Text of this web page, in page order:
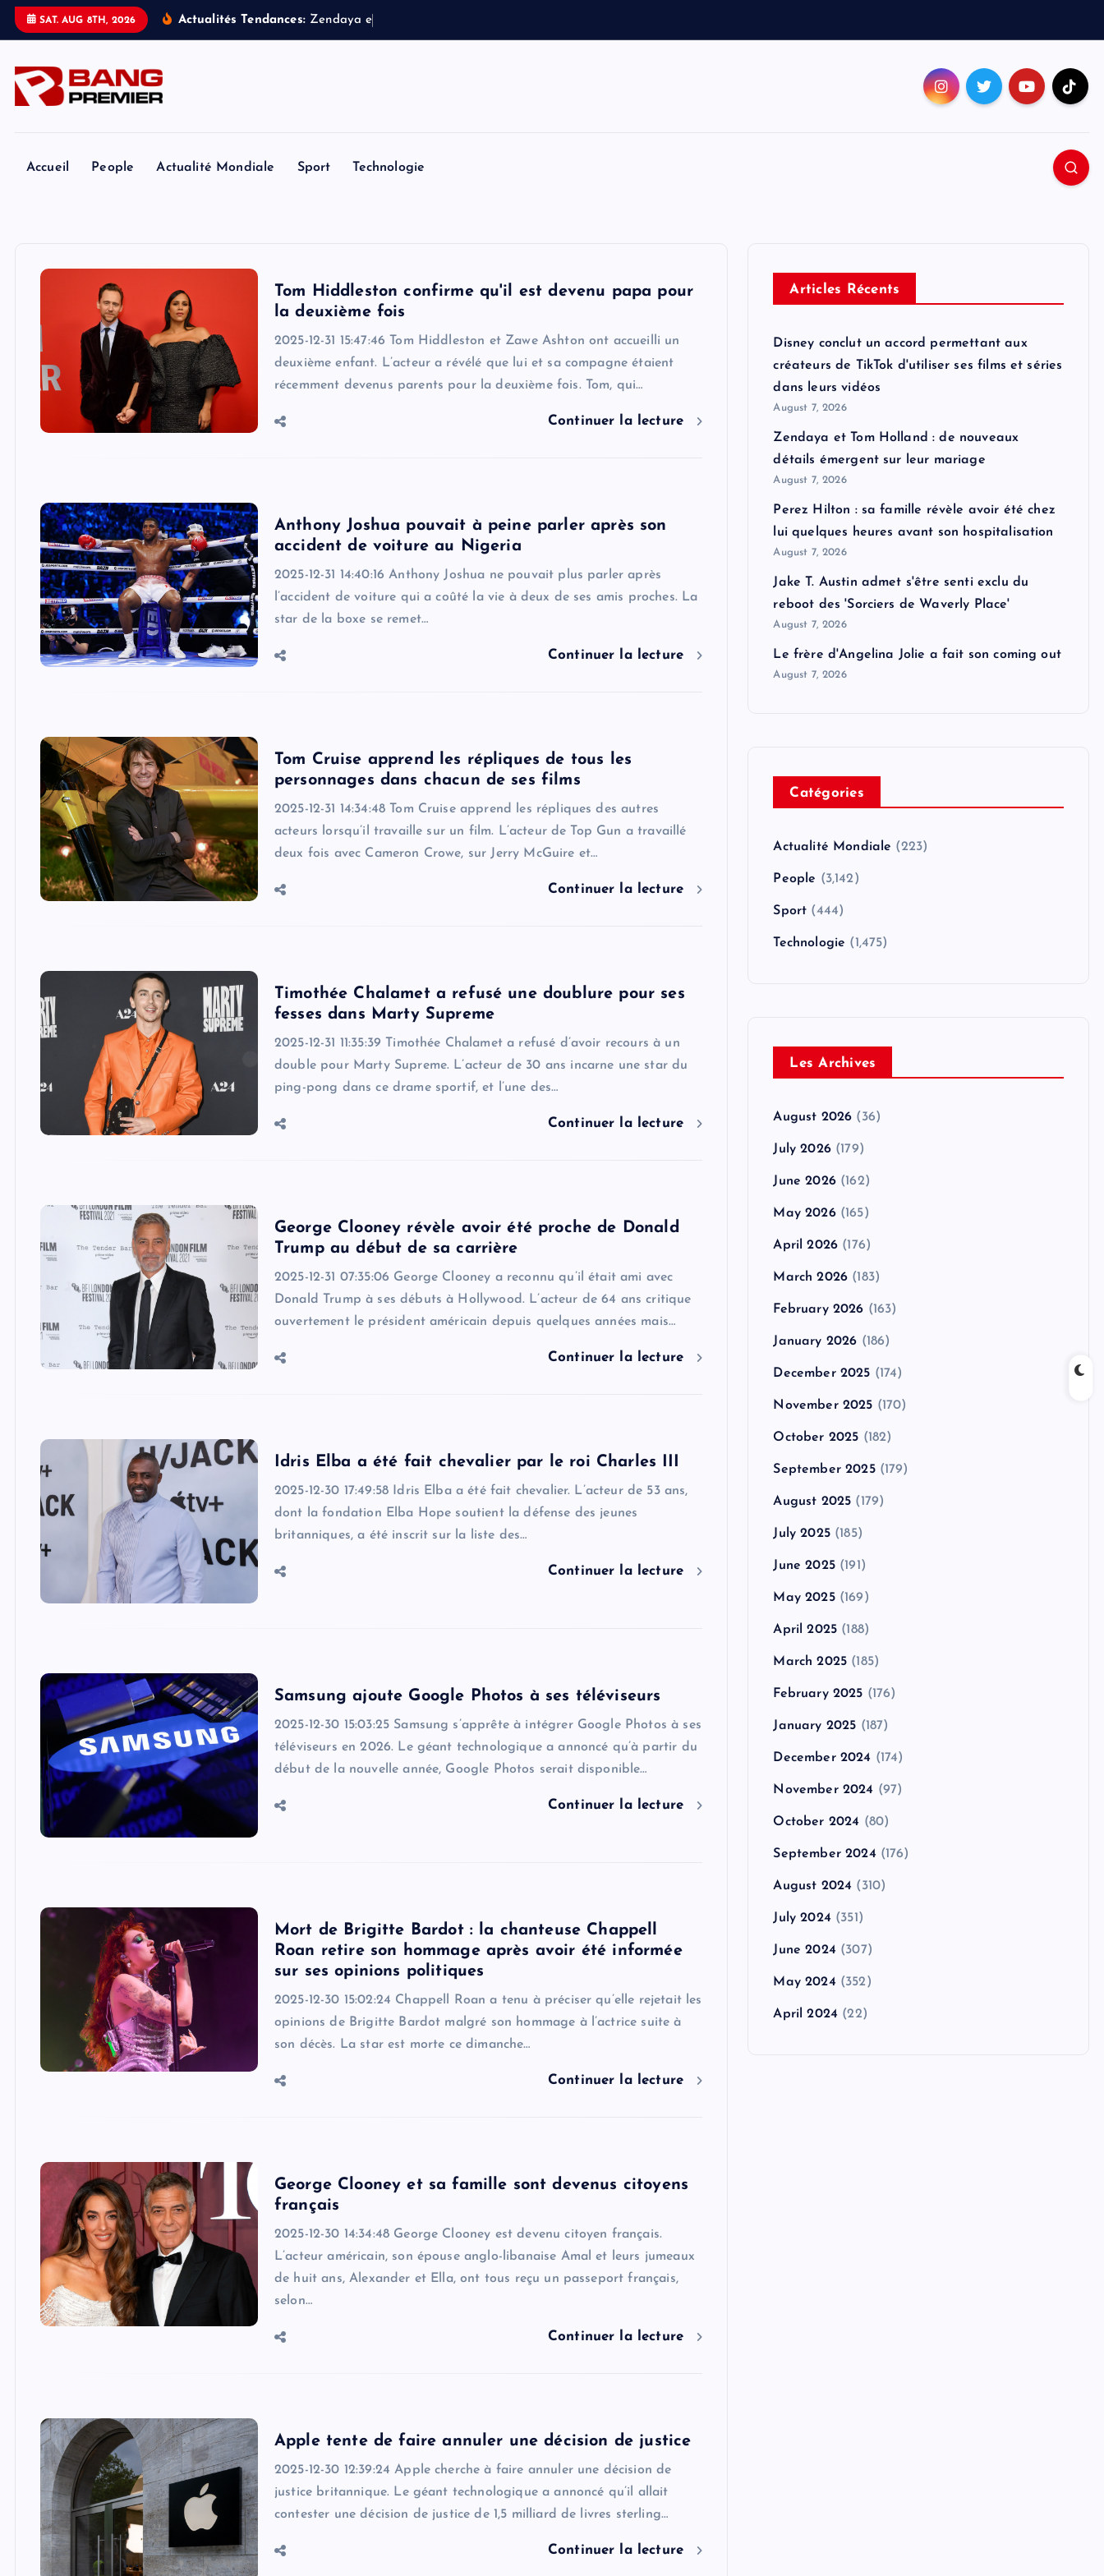
SAT. AUG 8TH, 2026 Actualités Tendances: Zendaya e
Accueil People Actualité Mondiale Sport Technologie
Tom Hiddleston confirme qu'il est devenu papa pour
la deuxième fois
2025-12-31 15:47:46 Tom Hiddleston et Zawe Ashton ont accueilli un
deuxième enfant. L’acteur a révélé que lui et sa compagne étaient
récemment devenus parents pour la deuxième fois. Tom, qui…
Continuer la lecture
Anthony Joshua pouvait à peine parler après son
accident de voiture au Nigeria
2025-12-31 14:40:16 Anthony Joshua ne pouvait plus parler après
l’accident de voiture qui a coûté la vie à deux de ses amis proches. La
star de la boxe se remet…
Continuer la lecture
Tom Cruise apprend les répliques de tous les
personnages dans chacun de ses films
2025-12-31 14:34:48 Tom Cruise apprend les répliques des autres
acteurs lorsqu’il travaille sur un film. L’acteur de Top Gun a travaillé
deux fois avec Cameron Crowe, sur Jerry McGuire et…
Continuer la lecture
Timothée Chalamet a refusé une doublure pour ses
fesses dans Marty Supreme
2025-12-31 11:35:39 Timothée Chalamet a refusé d’avoir recours à un
double pour Marty Supreme. L’acteur de 30 ans incarne une star du
ping-pong dans ce drame sportif, et l’une des…
Continuer la lecture
George Clooney révèle avoir été proche de Donald
Trump au début de sa carrière
2025-12-31 07:35:06 George Clooney a reconnu qu’il était ami avec
Donald Trump à ses débuts à Hollywood. L’acteur de 64 ans critique
ouvertement le président américain depuis quelques années mais…
Continuer la lecture
Idris Elba a été fait chevalier par le roi Charles III
2025-12-30 17:49:58 Idris Elba a été fait chevalier. L’acteur de 53 ans,
dont la fondation Elba Hope soutient la défense des jeunes
britanniques, a été inscrit sur la liste des…
Continuer la lecture
Samsung ajoute Google Photos à ses téléviseurs
2025-12-30 15:03:25 Samsung s’apprête à intégrer Google Photos à ses
téléviseurs en 2026. Le géant technologique a annoncé qu’à partir du
début de la nouvelle année, Google Photos serait disponible…
Continuer la lecture
Mort de Brigitte Bardot : la chanteuse Chappell
Roan retire son hommage après avoir été informée
sur ses opinions politiques
2025-12-30 15:02:24 Chappell Roan a tenu à préciser qu’elle rejetait les
opinions de Brigitte Bardot malgré son hommage à l’actrice suite à
son décès. La star est morte ce dimanche…
Continuer la lecture
George Clooney et sa famille sont devenus citoyens
français
2025-12-30 14:34:48 George Clooney est devenu citoyen français.
L’acteur américain, son épouse anglo-libanaise Amal et leurs jumeaux
de huit ans, Alexander et Ella, ont tous reçu un passeport français,
selon…
Continuer la lecture
Apple tente de faire annuler une décision de justice
2025-12-30 12:39:24 Apple cherche à faire annuler une décision de
justice britannique. Le géant technologique a annoncé qu’il allait
contester une décision de justice de 1,5 milliard de livres sterling…
Continuer la lecture
Articles Récents
Disney conclut un accord permettant aux
créateurs de TikTok d'utiliser ses films et séries
dans leurs vidéos
August 7, 2026
Zendaya et Tom Holland : de nouveaux
détails émergent sur leur mariage
August 7, 2026
Perez Hilton : sa famille révèle avoir été chez
lui quelques heures avant son hospitalisation
August 7, 2026
Jake T. Austin admet s'être senti exclu du
reboot des 'Sorciers de Waverly Place'
August 7, 2026
Le frère d'Angelina Jolie a fait son coming out
August 7, 2026
Catégories
Actualité Mondiale (223)
People (3,142)
Sport (444)
Technologie (1,475)
Les Archives
August 2026 (36)
July 2026(179)
June 2026(162)
May 2026(165)
April 2026 (176)
March 2026 (183)
February 2026 (163)
January 2026 (186)
December 2025 (174)
November 2025 (170)
October 2025 (182)
September 2025(179)
August 2025 (179)
July 2025(185)
June 2025(191)
May 2025(169)
April 2025 (188)
March 2025 (185)
February 2025 (176)
January 2025 (187)
December 2024 (174)
November 2024 (97)
October 2024 (80)
September 2024 (176)
August 2024 (310)
July 2024 (351)
June 2024 (307)
May 2024 (352)
April 2024 (22)